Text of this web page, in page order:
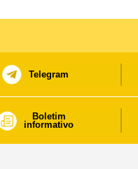
Telegram
Boletim
informativo